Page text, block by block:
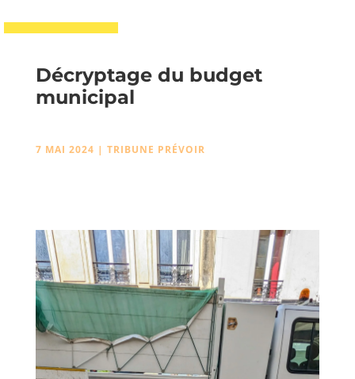
Décryptage du budget
municipal
7 MAI 2024 | TRIBUNE PRÉVOIR